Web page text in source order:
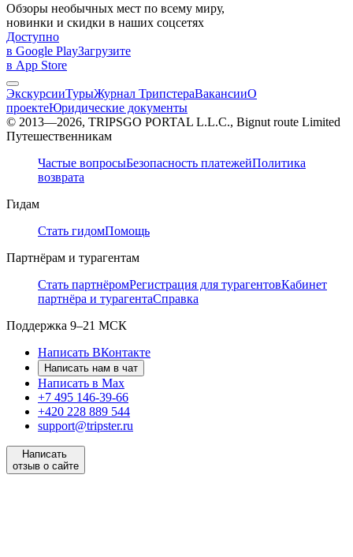
Обзоры необычных мест по всему миру,
новинки и скидки в наших соцсетях
Доступно
в Google PlayЗагрузите
в App Store
ЭкскурсииТурыЖурнал ТрипстераВакансииО
проектеЮридические документы
© 2013—2026, TRIPSGO PORTAL L.L.C., Bignut route Limited
Путешественникам
Частые вопросыБезопасность платежейПолитика
возврата
Гидам
Стать гидомПомощь
Партнёрам и турагентам
Стать партнёромРегистрация для турагентовКабинет
партнёра и турагентаСправка
Поддержка 9–21 МСК
Написать ВКонтакте
Написать нам в чат
Написать в Max
+7 495 146-39-66
+420 228 889 544
support@tripster.ru
Написать
отзыв о сайте